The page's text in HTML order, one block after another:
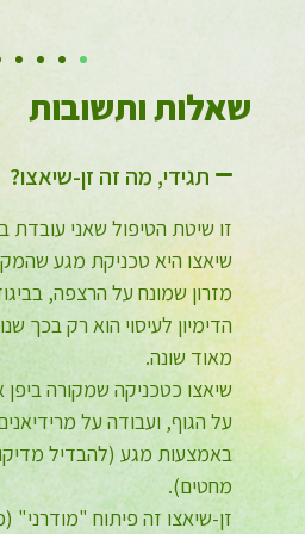
שאלות ותשובות
תגידי, מה זה זן-שיאצו?
זו שיטת הטיפול שאני עובדת
שיאצו היא טכניקת מגע
מזרון שמונח על הרצפה,
הדימיון לעיסוי הוא רק בכך
מאוד שונה.
שיאצו כטכניקה שמקורה
על הגוף, ועבודה על
באמצעות מגע (להבדיל
מחטים).